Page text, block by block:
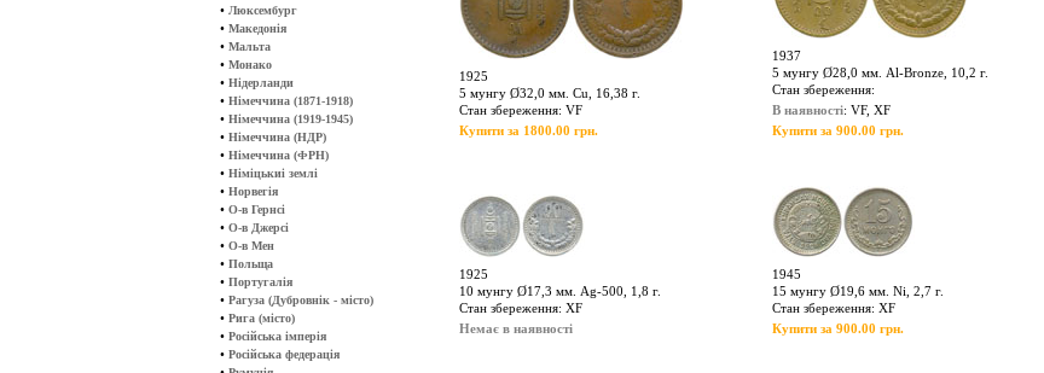
• Люксембург
• Македонія
• Мальта
• Монако
• Нідерланди
• Німеччина (1871-1918)
• Німеччина (1919-1945)
• Німеччина (НДР)
• Німеччина (ФРН)
• Німіцькиі землі
• Норвегія
• О-в Гернсі
• О-в Джерсі
• О-в Мен
• Польща
• Португалія
• Рагуза (Дубровнік - місто)
• Рига (місто)
• Російська імперія
• Російська федерація
1925
5 мунгу Ø32,0 мм. Cu, 16,38 г.
Стан збереження: VF
Купити за 1800.00 грн.
1937
5 мунгу Ø28,0 мм. Al-Bronze, 10,2 г.
Стан збереження:
В наявності: VF, XF
Купити за 900.00 грн.
1925
10 мунгу Ø17,3 мм. Ag-500, 1,8 г.
Стан збереження: XF
Немає в наявності
1945
15 мунгу Ø19,6 мм. Ni, 2,7 г.
Стан збереження: XF
Купити за 900.00 грн.